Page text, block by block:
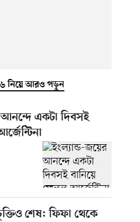
নিয়ে আরও পড়ুন
আনন্দে একটা দিবসই
শেষ: ফিফা থেকে